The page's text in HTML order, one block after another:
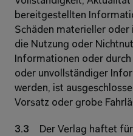
bereitgestellten
Schäden materieller
die Nutzung oder
Informationen oder
oder unvollständiger
werden, ist
Vorsatz oder grobe
3.3
Der Verlag haftet